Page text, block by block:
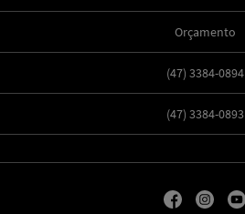
Orçamento
(47) 3384-0894
(47) 3384-0893